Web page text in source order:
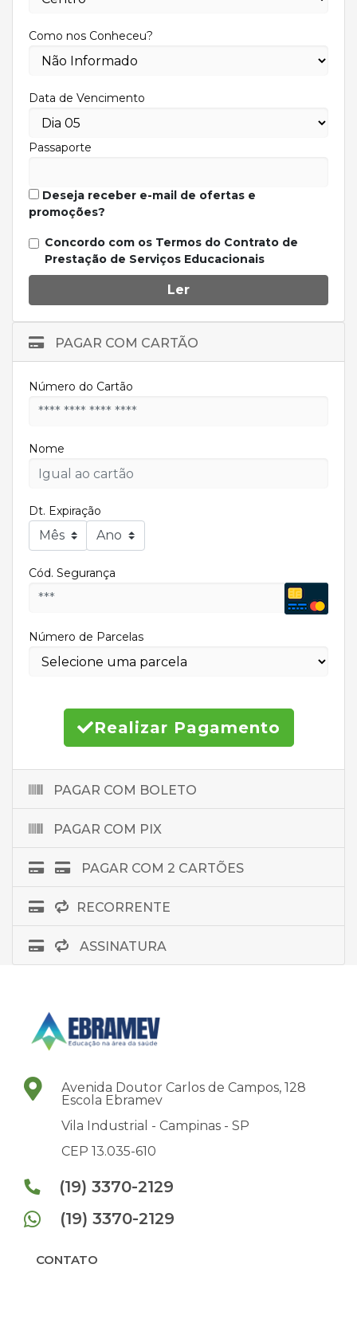
Como nos Conheceu?
Data de Vencimento
Passaporte
Deseja receber e-mail de ofertas e
promoções?
Concordo com os Termos do Contrato de
Prestação de Serviços Educacionais
Ler
PAGAR COM CARTÃO
Número do Cartão
Nome
Dt. Expiração
Cód. Segurança
Número de Parcelas
Realizar Pagamento
PAGAR COM BOLETO
PAGAR COM PIX
PAGAR COM 2 CARTÕES
RECORRENTE
ASSINATURA
Avenida Doutor Carlos de Campos, 128
Escola Ebramev
Vila Industrial - Campinas - SP
CEP 13.035-610
(19) 3370-2129
(19) 3370-2129
CONTATO